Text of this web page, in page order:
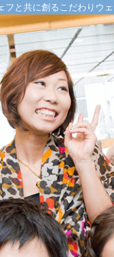
と共に創るこだわりウェ